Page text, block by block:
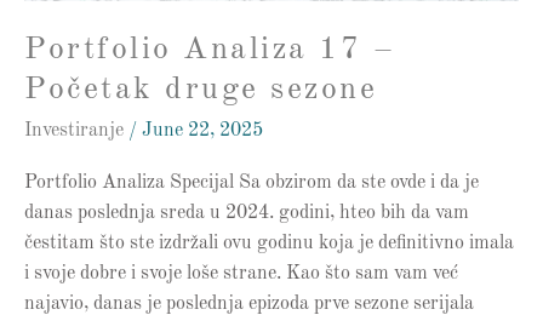
Portfolio Analiza 17 –
Početak druge sezone
Investiranje / June 22, 2025
Portfolio Analiza Specijal Sa obzirom da ste ovde i da je
danas poslednja sreda u 2024. godini, hteo bih da vam
čestitam što ste izdržali ovu godinu koja je definitivno imala
i svoje dobre i svoje loše strane. Kao što sam vam već
najavio, danas je poslednja epizoda prve sezone serijala